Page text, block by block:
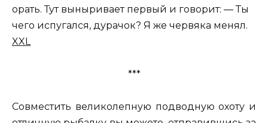
орать. Тут выныривает первый и говорит: — Ты
чего испугался, дурачок? Я же червяка менял.
XXL
***
Совместить великолепную подводную охоту и